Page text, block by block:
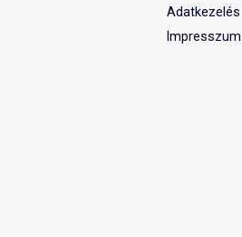
Adatkezelés
Impresszum